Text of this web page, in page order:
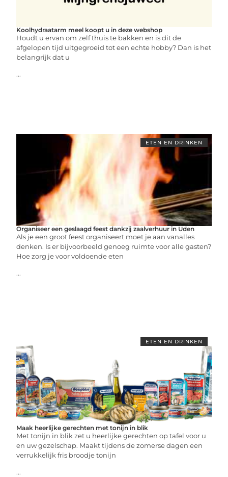
Koolhydraatarm meel koopt u in deze webshop
Houdt u ervan om zelf thuis te bakken en is dit de
afgelopen tijd uitgegroeid tot een echte hobby? Dan is het
belangrijk dat u
...
ETEN EN DRINKEN
Organiseer een geslaagd feest dankzij zaalverhuur in Uden
Als je een groot feest organiseert moet je aan vanalles
denken. Is er bijvoorbeeld genoeg ruimte voor alle gasten?
Hoe zorg je voor voldoende eten
...
ETEN EN DRINKEN
Maak heerlijke gerechten met tonijn in blik
Met tonijn in blik zet u heerlijke gerechten op tafel voor u
en uw gezelschap. Maakt tijdens de zomerse dagen een
verrukkelijk fris broodje tonijn
...